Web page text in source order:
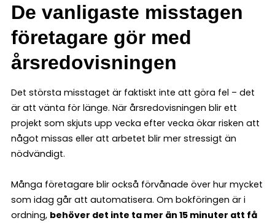
De vanligaste misstagen
företagare gör med
årsredovisningen
Det största misstaget är faktiskt inte att göra fel – det
är att vänta för länge. När årsredovisningen blir ett
projekt som skjuts upp vecka efter vecka ökar risken att
något missas eller att arbetet blir mer stressigt än
nödvändigt.
Många företagare blir också förvånade över hur mycket
som idag går att automatisera. Om bokföringen är i
ordning, behöver det inte ta mer än 15 minuter att få